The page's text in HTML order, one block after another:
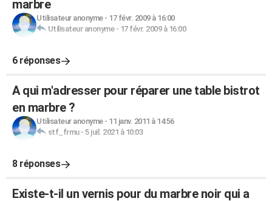
marbre
Utilisateur anonyme- 17 févr. 2009 à 16:00
Utilisateur anonyme- 17 févr. 2009 à 16:00
6 réponses
A qui m'adresser pour réparer une table bistrot
en marbre ?
Utilisateur anonyme- 11 janv. 2011 à 14:56
stf_frmu- 5 juil. 2021 à 10:03
8 réponses
Existe-t-il un vernis pour du marbre noir qui a